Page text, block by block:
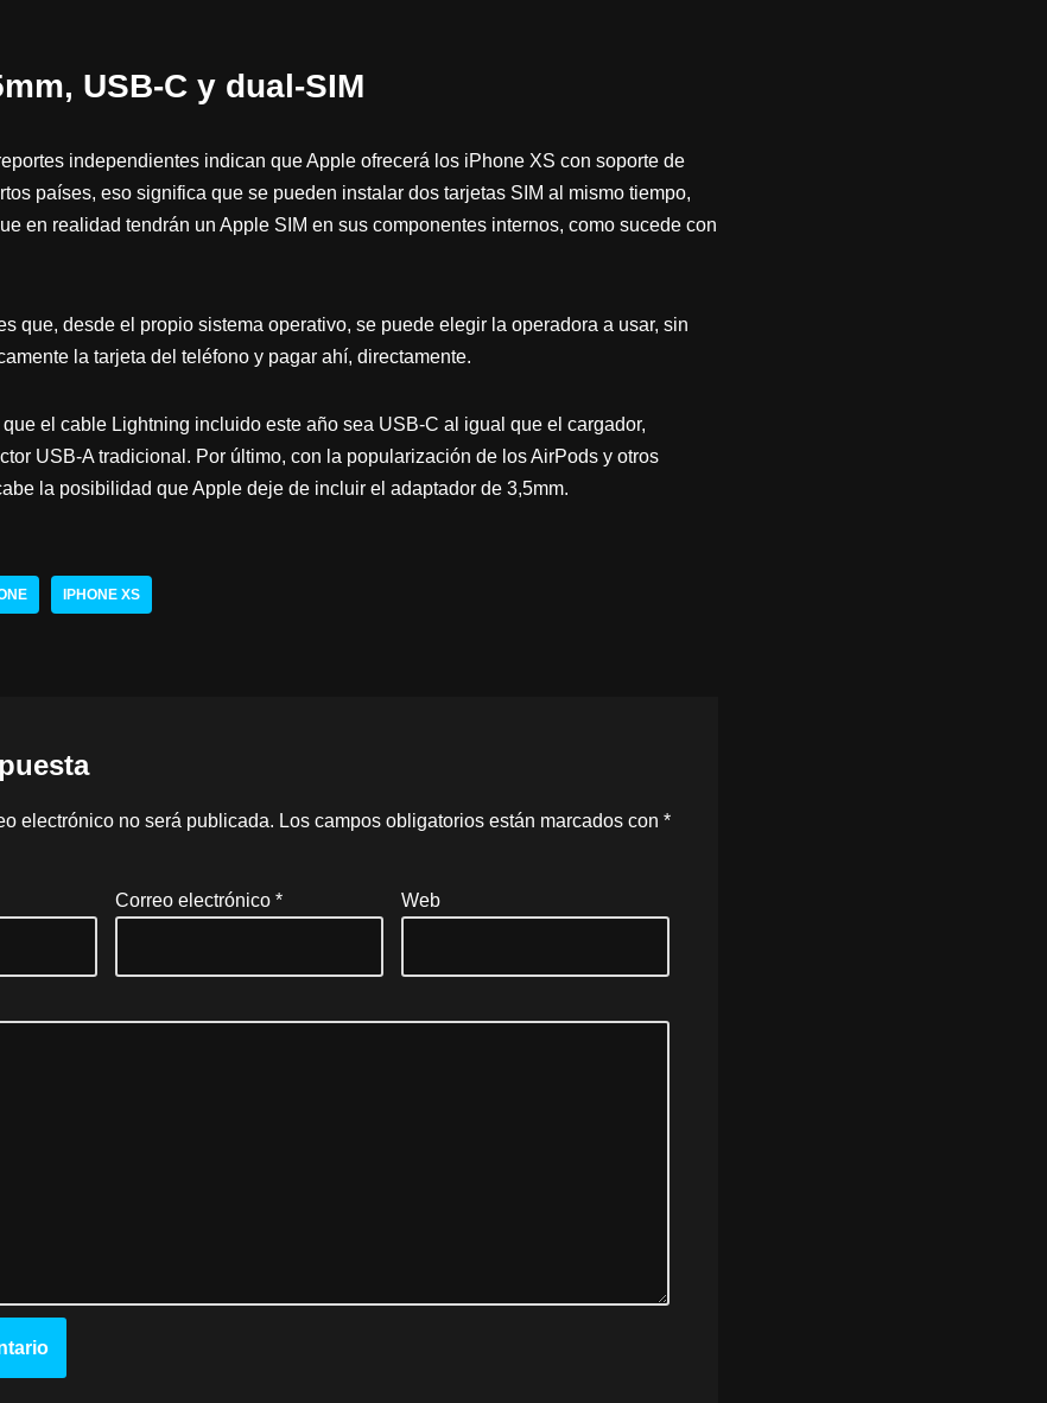
USB-C y dual-SIM
independientes indican que Apple ofrecerá los iPhone XS con soporte de
países, eso significa que se pueden instalar dos tarjetas SIM al mismo tiempo,
en realidad tendrán un Apple SIM en sus componentes internos, como sucede con
que, desde el propio sistema operativo, se puede elegir la operadora a usar, sin
la tarjeta del teléfono y pagar ahí, directamente.
el cable Lightning incluido este año sea USB-C al igual que el cargador,
USB-A tradicional. Por último, con la popularización de los AirPods y otros
la posibilidad que Apple deje de incluir el adaptador de 3,5mm.
IPHONE XS
electrónico no será publicada. Los campos obligatorios están marcados con *
Correo electrónico * Web